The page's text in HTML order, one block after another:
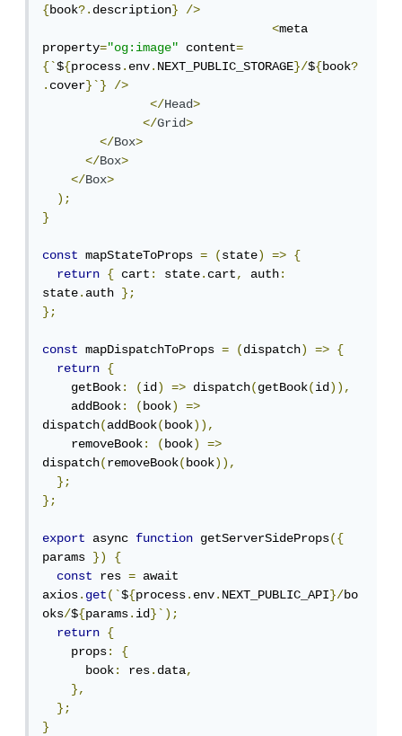
{book?.description}
/>
<meta
property="og:image" content=
{`${process.env.NEXT_PUBLIC_STORAGE}/${book?
.cover}`}
/>
</Head>
</Grid>
</Box>
</Box>
</Box>
);
}
const mapStateToProps = (state) =>
{
return
{ cart: state.cart, auth:
state.auth };
};
const mapDispatchToProps = (dispatch) =>
{
return
{
    getBook
: (id) => dispatch(getBook(id)),
    addBook
: (book)
=>
dispatch(addBook(book)),
    removeBook
: (book)
=>
dispatch(removeBook(book)),
};
};
export async function getServerSideProps({
params })
{
const
res = await
axios.get(`${process.env.NEXT_PUBLIC_API}/bo
oks/${params.id}`);
return
{
    props
:
{
      book
: res.data,
},
};
}